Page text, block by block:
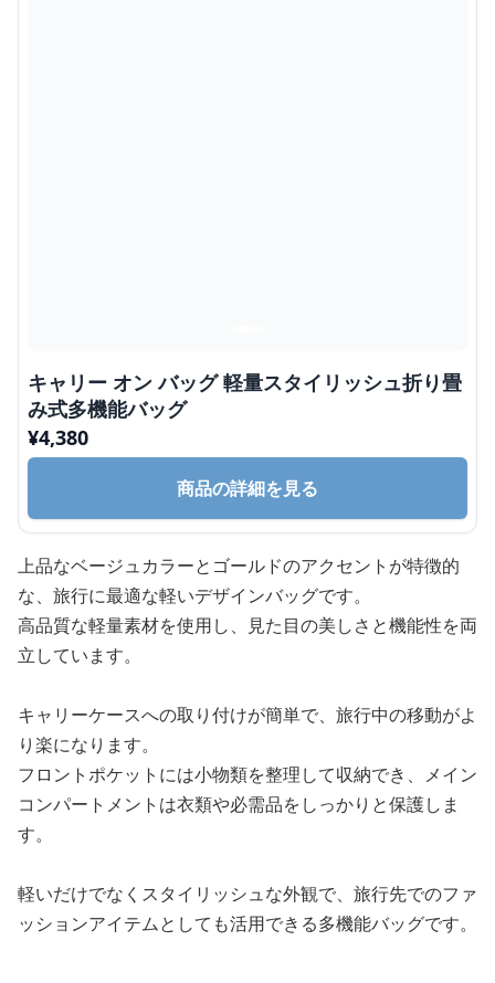
キャリー オン バッグ 軽量スタイリッシュ折り畳
み式多機能バッグ
¥4,380
商品の詳細を見る
上品なベージュカラーとゴールドのアクセントが特徴的
な、旅行に最適な軽いデザインバッグです。
高品質な軽量素材を使用し、見た目の美しさと機能性を両
立しています。
キャリーケースへの取り付けが簡単で、旅行中の移動がよ
り楽になります。
フロントポケットには小物類を整理して収納でき、メイン
コンパートメントは衣類や必需品をしっかりと保護しま
す。
軽いだけでなくスタイリッシュな外観で、旅行先でのファ
ッションアイテムとしても活用できる多機能バッグです。